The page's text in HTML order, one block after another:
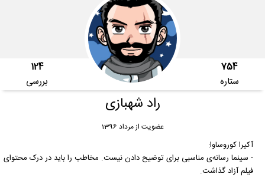
754
ستاره
124
بررسی
راد شهبازی
عضویت از مرداد 1396
آکیرا کوروساوا:
- سینما رسانه‌ی مناسبی برای توضیح دادن نیست. مخاطب را باید در درک محتوای
فیلم آزاد گذاشت.